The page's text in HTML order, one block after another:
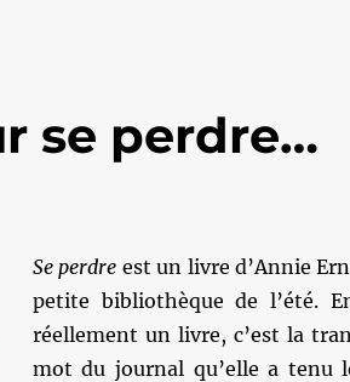
se perdre…
Se perdre est un livre d’Annie
petite bibliothèque de l’été.
réellement un livre, c’est la
mot du journal qu’elle a tenu